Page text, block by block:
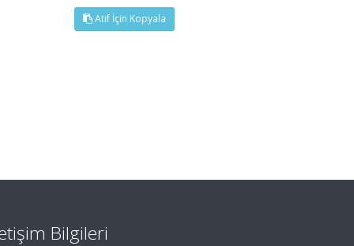
Atıf İçin Kopyala
Bilgileri